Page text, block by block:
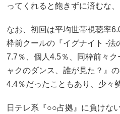
ってくれると飽きずに済むな、
なお、初回は平均世帯視聴率
枠前クールの『イグナイト -法
7.7％、個人4.5％、同枠前々
ャクのダンス、誰が見た？』
4.4％だったこともあり、少々
日テレ系『○○占拠』に負けな